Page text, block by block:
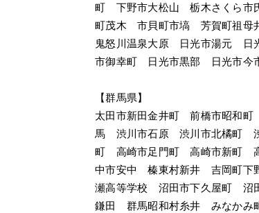
町　下野市大松山　栃木さくら市
町茂木　市貝町市塙　芳賀町祖母
鬼怒川温泉大原　日光市湯元　
市御幸町　日光市黒部　日光市今
【群馬県】
太田市新田金井町　前橋市昭和
馬　渋川市石原　渋川市北橘町　
町　高崎市足門町　高崎市新町　
中市安中　榛東村新井　吉岡町下
瀬高等学校　沼田市下久屋町　沼
鎌田　群馬昭和村糸井　みなかみ